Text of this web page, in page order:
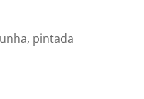
pintada